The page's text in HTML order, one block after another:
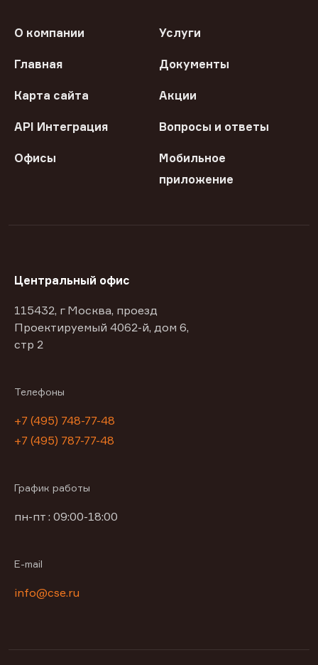
О компании Услуги
Главная Документы
Карта сайта Акции
API Интеграция Вопросы и ответы
Офисы
Мобильное
приложение
Центральный офис
115432, г Москва, проезд
Проектируемый 4062-й, дом 6,
стр 2
Телефоны
+7 (495) 748-77-48
+7 (495) 787-77-48
График работы
пн-пт : 09:00-18:00
E-mail
info@cse.ru